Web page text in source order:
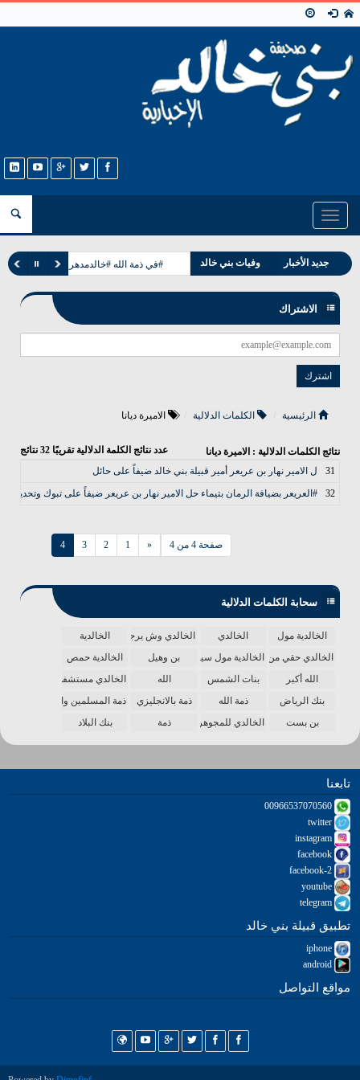
Toggle
navigation
جديد الأخبار وفيات بني خالد #في ذمة الله #خالدمدهر مرعي الخالدي
الاشتراك
الرئيسية الكلمات الدلالية الاميرة ديانا
نتائج الكلمات الدلالية : الاميرة ديانا عدد نتائج الكلمة الدلالية تقريبًا 32 نتائج
31
ل الامير نهار بن عريعر أمير قبيلة بني خالد ضيفاً على حائل
32
#العريعر بضيافة الرمان بتيماء حل الامير نهار بن عريعر ضيفاً على تبوك وتحديداً
صفحة 4 من 4 «
1
2
3
4
سحابة الكلمات الدلالية
الخالدية مول الخالدي الخالدي وش يرجع
الخالدية
الخالدي حقي من الدنياالخالدية مول سينما بن وهيل
الخالدية حمص
الله أكبر
بنات الشمس الله
الخالدي مستشفى
بنك الرياض
ذمة الله ذمة بالانجليزي
ذمة المسلمين واحدة
بن بست
الخالدي للمجوهرات ذمة بنك البلاد
تابعنا
تطبيق قبيلة بني خالد
مواقع التواصل